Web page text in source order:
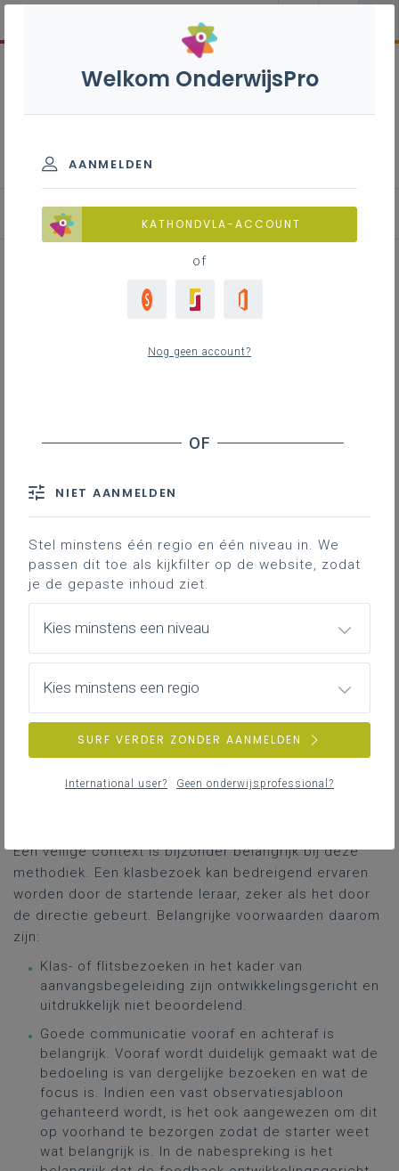
Methodieken en bronnen
Klasbezoeken/flitsbezoeken
Type begeleiding
Met klas- en flitsbezoeken wordt een
observatie van het lesgebeuren in de klas
bedoeld. Zowel de leraar als leerling(en)
kunnen de focus zijn. In het kader van
aanvangsbegeleiding gaat het in principe
om de leraar.
Bedoeling is om de starter te coachen
feed up) te geven vanuit de observaties.
Flitsbezoeken zijn een bijzonder vorm van
klasbezoeken. Het gaat om (doorgaans)
onaangekondigde bezoeken van hooguit
Een veilige context is bijzonder belangrijk bij deze
methodiek. Een klasbezoek kan bedreigend ervaren
worden door de startende leraar, zeker als het door
de directie gebeurt. Belangrijke voorwaarden daarom
zijn:
Klas- of flitsbezoeken in het kader van
aanvangsbegeleiding zijn ontwikkelingsgericht en
uitdrukkelijk niet beoordelend.
Goede communicatie vooraf en achteraf is
belangrijk. Vooraf wordt duidelijk gemaakt wat de
bedoeling is van dergelijke bezoeken en wat de
focus is. Indien een vast observatiesjabloon
gehanteerd wordt, is het ook aangewezen om dit
op voorhand te bezorgen zodat de starter weet
wat belangrijk is. In de nabespreking is het
Welkom OnderwijsPro
AANMELDEN
KATHONDVLA-ACCOUNT
of
Nog geen account?
NIET AANMELDEN
Stel minstens één regio en één niveau in. We
passen dit toe als kijkfilter op de website, zodat
je de gepaste inhoud ziet.
Kies minstens een niveau
Kies minstens een regio
SURF VERDER ZONDER AANMELDEN
International user? Geen onderwijsprofessional?